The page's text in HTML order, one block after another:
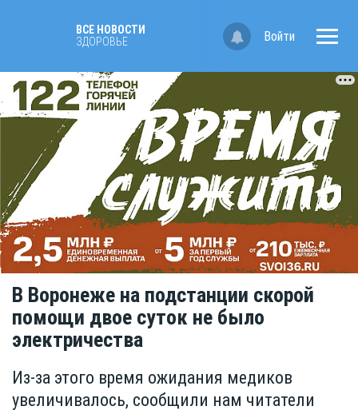
ВСЕ НОВОСТИ
ЗДОРОВЬЕ
Войти
В Воронеже на подстанции скорой
помощи двое суток не было
электричества
Из-за этого время ожидания медиков
увеличивалось, сообщили нам читатели